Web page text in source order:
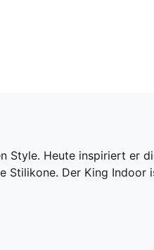
Style. Heute inspiriert er
Stilikone. Der King Indoor